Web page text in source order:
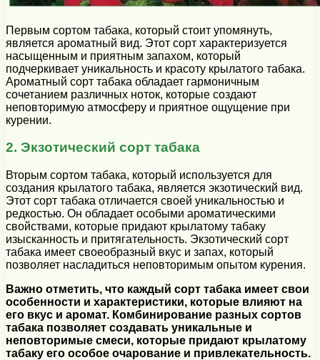
Первым сортом табака, который стоит упомянуть,
является ароматный вид. Этот сорт характеризуется
насыщенным и приятным запахом, который
подчеркивает уникальность и красоту крылатого табака.
Ароматный сорт табака обладает гармоничным
сочетанием различных ноток, которые создают
неповторимую атмосферу и приятное ощущение при
курении.
2. Экзотический сорт табака
Вторым сортом табака, который используется для
создания крылатого табака, является экзотический вид.
Этот сорт табака отличается своей уникальностью и
редкостью. Он обладает особыми ароматическими
свойствами, которые придают крылатому табаку
изысканность и притягательность. Экзотический сорт
табака имеет своеобразный вкус и запах, который
позволяет насладиться неповторимым опытом курения.
Важно отметить, что каждый сорт табака имеет свои
особенности и характеристики, которые влияют на
его вкус и аромат. Комбинирование разных сортов
табака позволяет создавать уникальные и
неповторимые смеси, которые придают крылатому
табаку его особое очарование и привлекательность.